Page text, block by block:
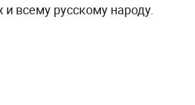
всему русскому народу.